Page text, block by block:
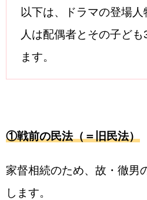
以下は、ドラマの登場
人は配偶者とその子ど
ます。
①戦前の民法（＝旧民法）
家督相続のため、故・徹男
します。